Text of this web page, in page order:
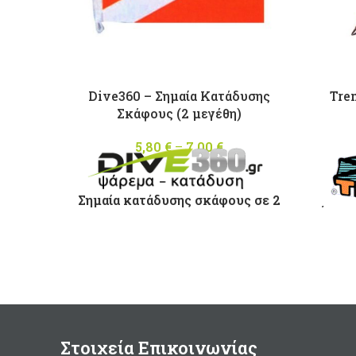
Dive360 – Σημαία Κατάδυσης
Σκάφους (2 μεγέθη)
5,80 €–7,00€
Price
range:
5,80 €
through
Σημαία κατάδυσης σκάφους σε 2
Στοιχεία Επικοινωνίας